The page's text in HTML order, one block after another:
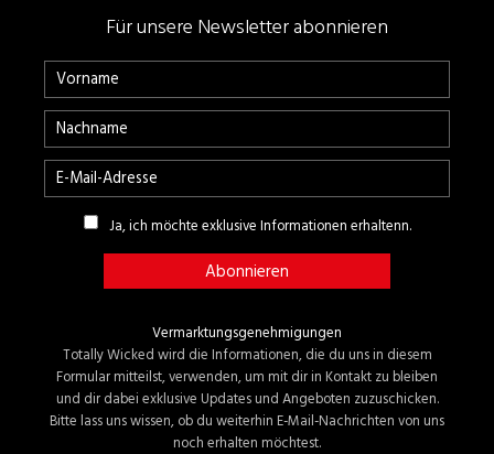
Für unsere Newsletter abonnieren
Ja, ich möchte exklusive Informationen erhaltenn.
Vermarktungsgenehmigungen
Totally Wicked wird die Informationen, die du uns in diesem
Formular mitteilst, verwenden, um mit dir in Kontakt zu bleiben
und dir dabei exklusive Updates und Angeboten zuzuschicken.
Bitte lass uns wissen, ob du weiterhin E-Mail-Nachrichten von uns
noch erhalten möchtest.